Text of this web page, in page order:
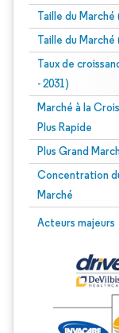
Taille du Marché
Taille du Marché
Taux de
- 2031)
Marché à la
Plus Rapide
Plus Grand
Concentration
Marché
Acteurs majeurs
Image © Mordor